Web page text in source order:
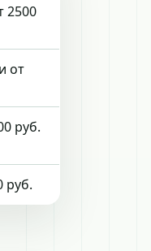
2500
от
руб.
руб.